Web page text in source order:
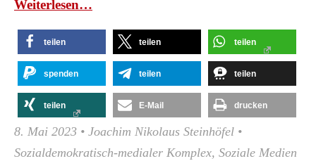
Wei­ter­le­sen…
teilen teilen teilen
spenden teilen teilen
teilen E-Mail drucken
8. Mai 2023 • Joachim Nikolaus Steinhöfel •
Sozialdemokratisch-medialer Komplex, Soziale Medien